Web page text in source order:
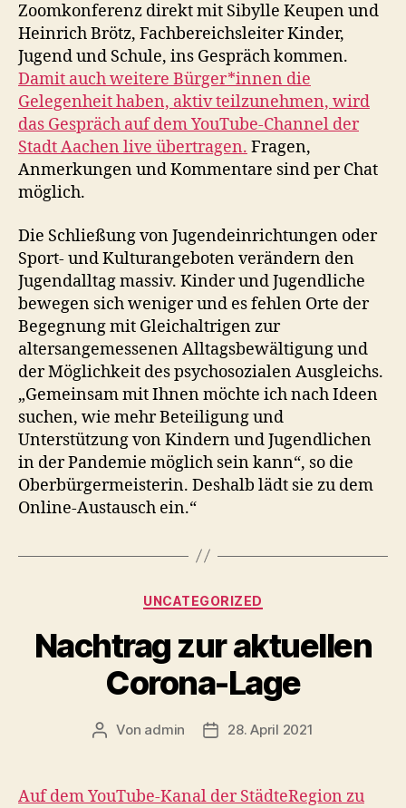
Zoomkonferenz direkt mit Sibylle Keupen und
Heinrich Brötz, Fachbereichsleiter Kinder,
Jugend und Schule, ins Gespräch kommen.
Damit auch weitere Bürger*innen die
Gelegenheit haben, aktiv teilzunehmen, wird
das Gespräch auf dem YouTube-Channel der
Stadt Aachen live übertragen. Fragen,
Anmerkungen und Kommentare sind per Chat
möglich.
Die Schließung von Jugendeinrichtungen oder
Sport- und Kulturangeboten verändern den
Jugendalltag massiv. Kinder und Jugendliche
bewegen sich weniger und es fehlen Orte der
Begegnung mit Gleichaltrigen zur
altersangemessenen Alltagsbewältigung und
der Möglichkeit des psychosozialen Ausgleichs.
„Gemeinsam mit Ihnen möchte ich nach Ideen
suchen, wie mehr Beteiligung und
Unterstützung von Kindern und Jugendlichen
in der Pandemie möglich sein kann“, so die
Oberbürgermeisterin. Deshalb lädt sie zu dem
Online-Austausch ein.“
Kategorien
UNCATEGORIZED
Nachtrag zur aktuellen
Corona-Lage
Beitragsautor
Von admin Veröffentlichungsdatum
28. April 2021
Auf dem YouTube-Kanal der StädteRegion zu